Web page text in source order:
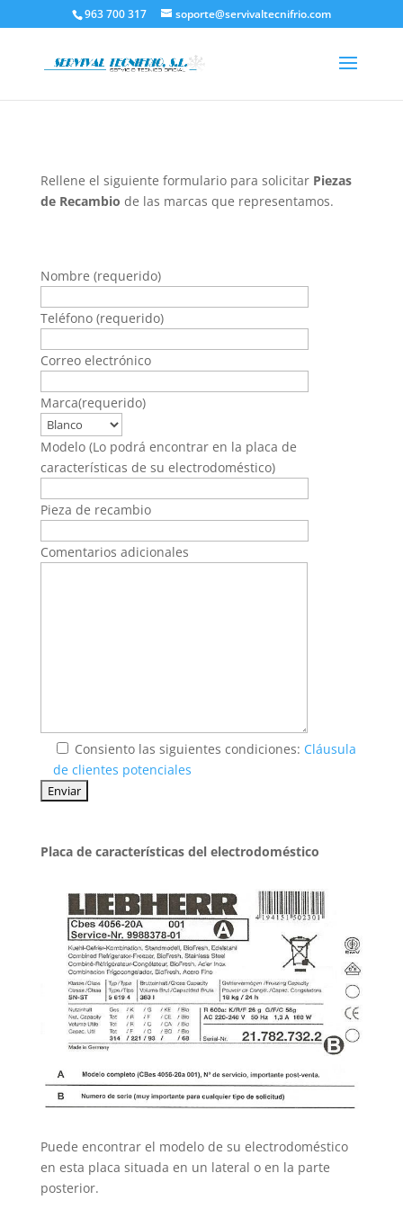
963 700 317 soporte@servivaltecnifrio.com
Rellene el siguiente formulario para solicitar Piezas
de Recambio de las marcas que representamos.
Nombre (requerido)
Teléfono (requerido)
Correo electrónico
Marca(requerido)
Modelo (Lo podrá encontrar en la placa de
características de su electrodoméstico)
Pieza de recambio
Comentarios adicionales
Consiento las siguientes condiciones: Cláusula
de clientes potenciales
Placa de características del electrodoméstico
Puede encontrar el modelo de su electrodoméstico
en esta placa situada en un lateral o en la parte
posterior.